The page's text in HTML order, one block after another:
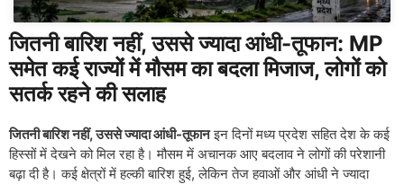
जितनी बारिश नहीं, उससे ज्यादा आंधी-तूफान: MP
समेत कई राज्यों में मौसम का बदला मिजाज, लोगों को
सतर्क रहने की सलाह
जितनी बारिश नहीं, उससे ज्यादा आंधी-तूफानइन दिनों मध्य प्रदेश सहित देश के कई
हिस्सों में देखने को मिल रहा है। मौसम में अचानक आए बदलाव ने लोगों की परेशानी
बढ़ा दी है। कई क्षेत्रों में हल्की बारिश हुई, लेकिन तेज हवाओं और आंधी ने ज्यादा